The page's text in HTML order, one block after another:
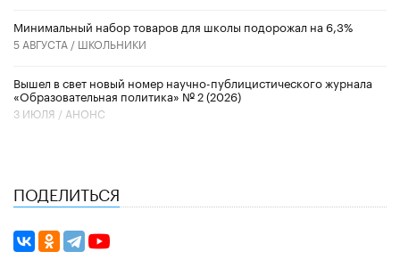
Минимальный набор товаров для школы подорожал на 6,3%
5 АВГУСТА / ШКОЛЬНИКИ
Вышел в свет новый номер научно-публицистического журнала
«Образовательная политика» № 2 (2026)
3 ИЮЛЯ / АНОНС
ПОДЕЛИТЬСЯ